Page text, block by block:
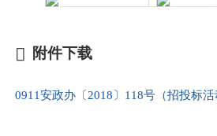
附件下载
0911安政办〔2018〕118号（招投标